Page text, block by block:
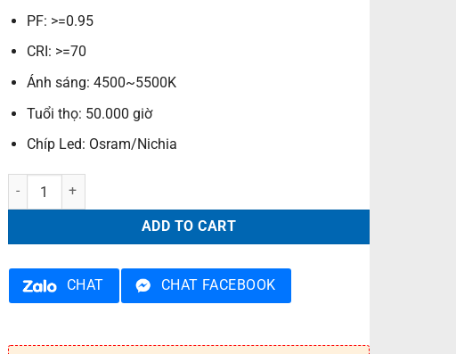
PF: >=0.95
CRI: >=70
Ánh sáng: 4500~5500K
Tuổi thọ: 50.000 giờ
Chíp Led: Osram/Nichia
Đèn pha không thấm nước POFA200L quantity
ADD TO CART
CHAT CHAT FACEBOOK